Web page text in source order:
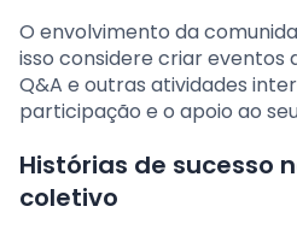
O envolvimento da
isso considere criar eventos
Q&A e outras atividades
participação e o apoio ao
Histórias de sucesso
coletivo